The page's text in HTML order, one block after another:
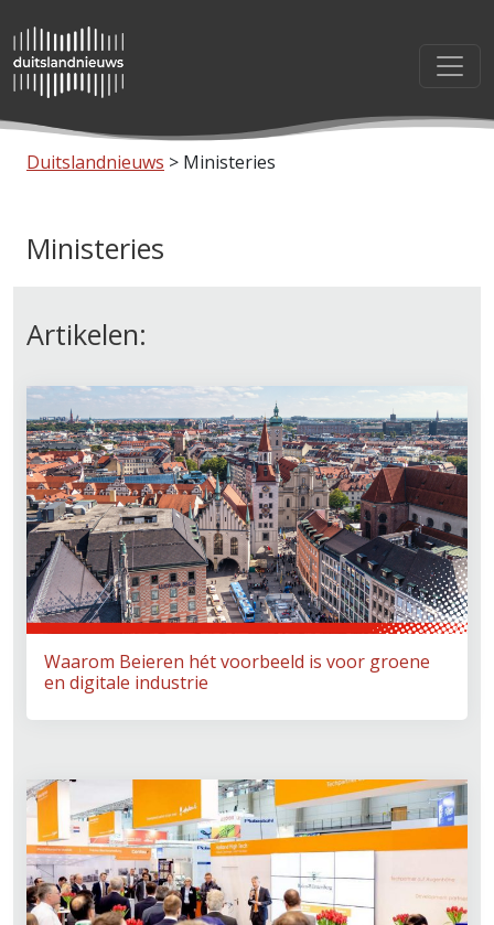
Duitslandnieuws > Ministeries
Ministeries
Artikelen:
Waarom Beieren hét voorbeeld is voor groene
en digitale industrie